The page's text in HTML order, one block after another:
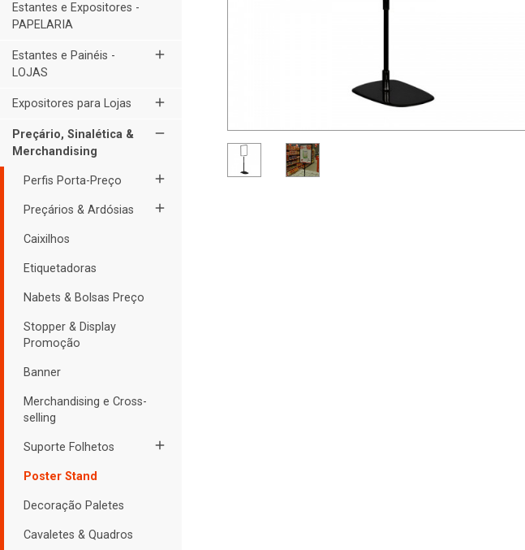
Estantes e Expositores -
PAPELARIA
Estantes e Painéis -
LOJAS
add
Expositores para Lojas add
Preçário, Sinalética &
Merchandising
remove
Perfis Porta-Preço add
Preçários & Ardósias add
Caixilhos
Etiquetadoras
Nabets & Bolsas Preço
Stopper & Display
Promoção
Banner
Merchandising e Cross-
selling
Suporte Folhetos add
Poster Stand
Decoração Paletes
Cavaletes & Quadros